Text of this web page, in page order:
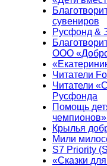
сувениров
Русфонд &
ООО
Читатели
Читатели
Русфонда
Помощь
Крылья
Мили
S7 Priority
«Сказки